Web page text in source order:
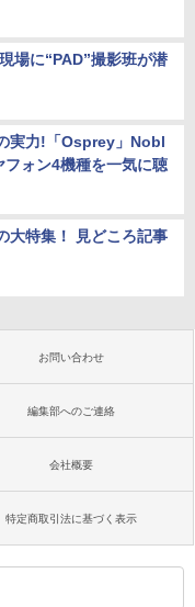
場に“PAD”撮影班が潜
実力!「Osprey」Nobl
ォン4機種を一気に聴
大特集！ 見どころ記事
お問い合わせ
編集部へのご連絡
会社概要
特定商取引法に基づく表示